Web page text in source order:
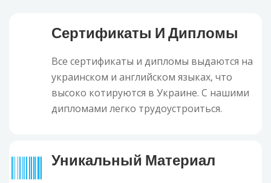
Сертификаты И Дипломы
Все сертификаты и дипломы выдаются на
украинском и английском языках, что
высоко котируются в Украине. С нашими
дипломами легко трудоустроиться.
Уникальный Материал